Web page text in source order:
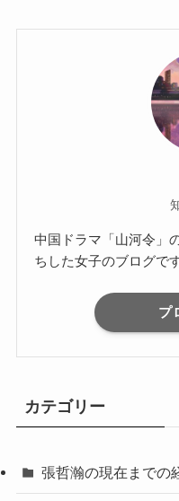
中国ドラマ「山河令」
ちした女子のブログで
プ
カテゴリー
張哲瀚の現在までの